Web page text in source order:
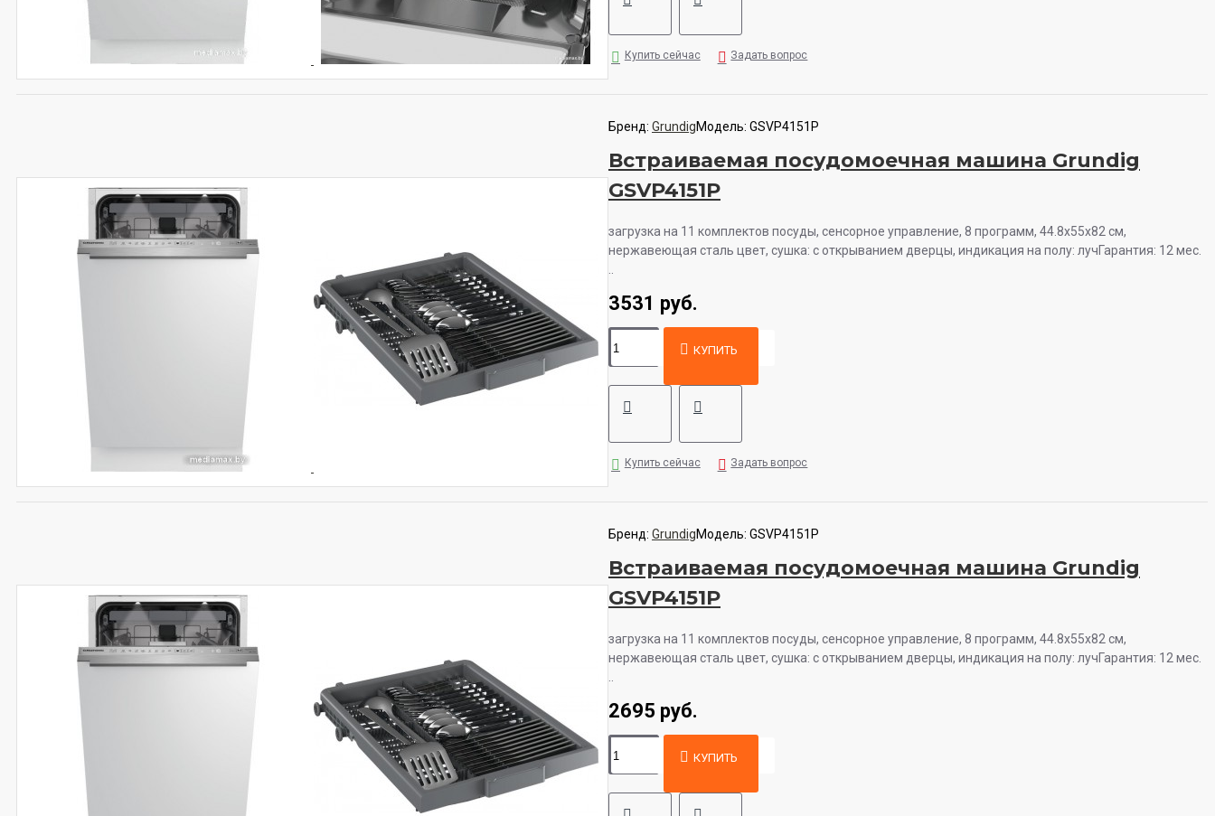
Купить сейчас Задать вопрос
Бренд: GrundigМодель: GSVP4151P
Встраиваемая посудомоечная машина Grundig
GSVP4151P
загрузка на 11 комплектов посуды, сенсорное управление, 8 программ, 44.8x55x82 см,
нержавеющая сталь цвет, сушка: с открыванием дверцы, индикация на полу: лучГарантия: 12 мес.
3531 руб.
КУПИТЬ
Купить сейчас Задать вопрос
Бренд: GrundigМодель: GSVP4151P
Встраиваемая посудомоечная машина Grundig
GSVP4151P
загрузка на 11 комплектов посуды, сенсорное управление, 8 программ, 44.8x55x82 см,
нержавеющая сталь цвет, сушка: с открыванием дверцы, индикация на полу: лучГарантия: 12 мес.
2695 руб.
КУПИТЬ